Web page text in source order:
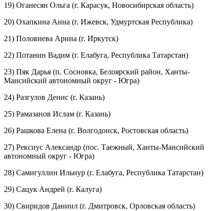
19) Оганесян Ольга (г. Карасук, Новосибирская область)
20) Охапкина Анна (г. Ижевск, Удмуртская Республика)
21) Половнева Арина (г. Иркутск)
22) Потанин Вадим (г. Елабуга, Республика Татарстан)
23) Пяк Дарья (п. Сосновка, Белоярский район, Ханты-
Мансийский автономный округ - Югра)
24) Разгулов Денис (г. Казань)
25) Рамазанов Ислам (г. Казань)
26) Рашкова Елена (г. Волгодонск, Ростовская область)
27) Рексиус Александр (пос. Таежный, Ханты-Мансийский
автономный округ - Югра)
28) Самигуллин Ильнур (г. Елабуга, Республика Татарстан)
29) Сацук Андрей (г. Калуга)
30) Свиридов Даниил (г. Дмитровск, Орловская область)